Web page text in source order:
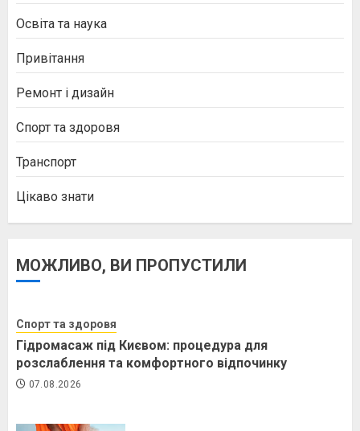
Освіта та наука
Привітання
Ремонт і дизайн
Спорт та здоровя
Транспорт
Цікаво знати
МОЖЛИВО, ВИ ПРОПУСТИЛИ
Спорт та здоровя
Гідромасаж під Києвом: процедура для
розслаблення та комфортного відпочинку
07.08.2026